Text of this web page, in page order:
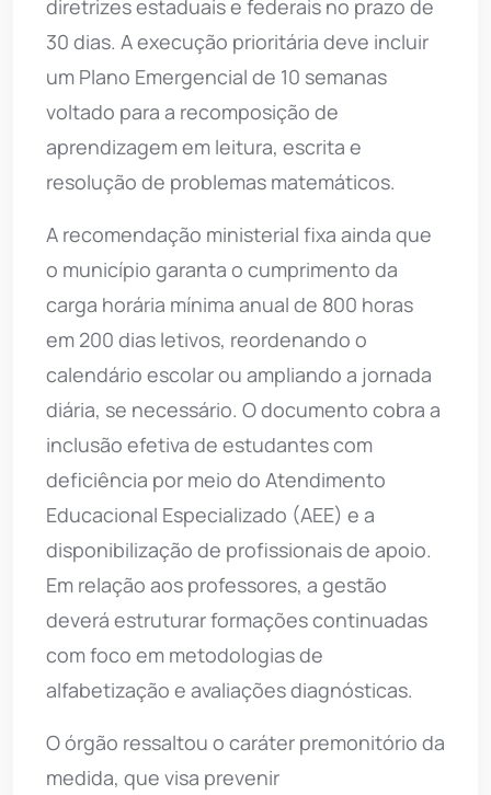
diretrizes estaduais e federais no prazo de
30 dias. A execução prioritária deve incluir
um Plano Emergencial de 10 semanas
voltado para a recomposição de
aprendizagem em leitura, escrita e
resolução de problemas matemáticos.
A recomendação ministerial fixa ainda que
o município garanta o cumprimento da
carga horária mínima anual de 800 horas
em 200 dias letivos, reordenando o
calendário escolar ou ampliando a jornada
diária, se necessário. O documento cobra a
inclusão efetiva de estudantes com
deficiência por meio do Atendimento
Educacional Especializado (AEE) e a
disponibilização de profissionais de apoio.
Em relação aos professores, a gestão
deverá estruturar formações continuadas
com foco em metodologias de
alfabetização e avaliações diagnósticas.
O órgão ressaltou o caráter premonitório da
medida, que visa prevenir